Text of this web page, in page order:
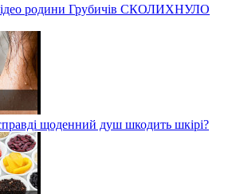
родини Грубичів СКОЛИХНУЛО
щоденний душ шкодить шкірі?